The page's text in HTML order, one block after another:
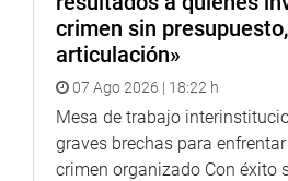
crimen sin
articulación»
07 Ago 2026 | 18:22 h
Mesa de trabajo
graves brechas para
crimen organizado Con éxito